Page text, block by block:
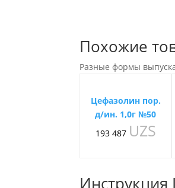
Похожие
Разные формы
Цефазолин пор.
д/ин. 1,0г №50
193 487 UZS